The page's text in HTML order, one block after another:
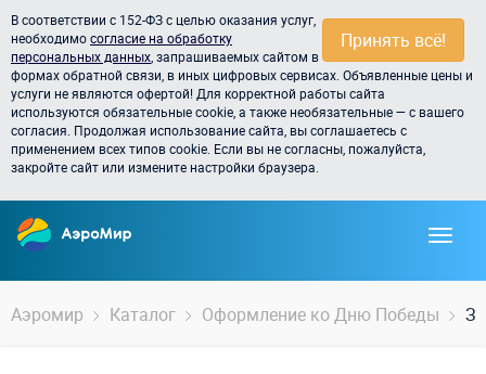
Принять всё!
В соответствии с 152-ФЗ с целью оказания услуг,
необходимосогласие на обработку
персональных данных , запрашиваемых сайтом в
формах обратной связи, в иных цифровых сервисах. Объявленные цены и
услуги не являются офертой! Для корректной работы сайта
используются обязательные cookie, а также необязательные — с вашего
согласия. Продолжая использование сайта, вы соглашаетесь с
применением всех типов cookie. Если вы не согласны, пожалуйста,
закройте сайт или измените настройки браузера.
Аэромир Каталог Оформление ко Дню Победы